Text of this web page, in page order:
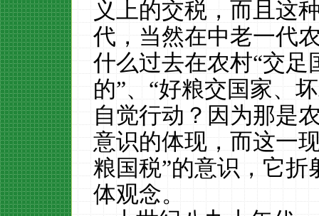
义上的交税，而且这
代，当然在中老一代
什么过去在农村“交
的”、“好粮交国家、
自觉行动？因为那是
意识的体现，而这一
粮国税”的意识，它
体观念。